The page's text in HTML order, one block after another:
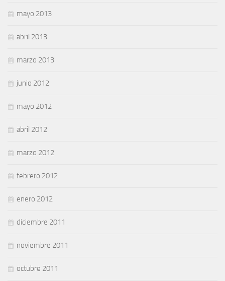
mayo 2013
abril 2013
marzo 2013
junio 2012
mayo 2012
abril 2012
marzo 2012
febrero 2012
enero 2012
diciembre 2011
noviembre 2011
octubre 2011